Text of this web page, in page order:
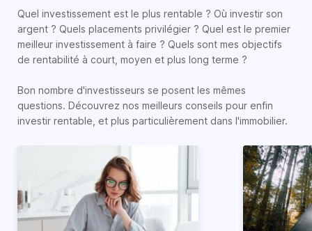
Quel investissement est le plus rentable ? Où investir son
argent ? Quels placements privilégier ? Quel est le premier
meilleur investissement à faire ? Quels sont mes objectifs
de rentabilité à court, moyen et plus long terme ?
Bon nombre d'investisseurs se posent les mêmes
questions. Découvrez nos meilleurs conseils pour enfin
investir rentable, et plus particulièrement dans l'immobilier.